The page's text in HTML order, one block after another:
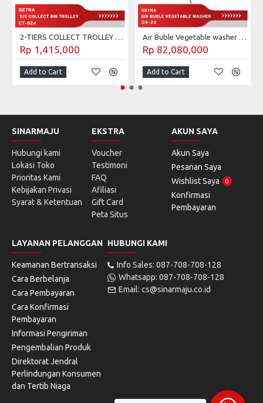
2-TIERS COLLECT TROLLEY GETRA CT-023
Rp 1,415,000
Add to Cart
Air Buble Vegetable washer Getra QX-22
Rp 82,080,000
Add to Cart
SINARMAJU
Hubungi kami
Lokasi Toko
Prioritas Kami
Kebijakan Privasi
Syarat & Ketentuan
EKSTRA
Voucher
Testimoni
FAQ
Afiliasi
Gift Card
Peta Situs
AKUN SAYA
Akun Saya
Pesanan Saya
Wishlist Saya
0
Konfirmasi
Pembayaran
LAYANAN PELANGGAN
Keamanan Bertransaksi
Cara Berbelanja
Cara Pembayaran
Cara Konfirmasi
Pembayaran
Informasi Pengiriman
Pengembalian Produk
Direktorat Jendral
Perlindungan Konsumen
dan Tertib Niaga
HUBUNGI KAMI
Info Sales: 087-708-708-128
Whatsapp: 087-708-708-128
Email: cs@sinarmaju.co.id